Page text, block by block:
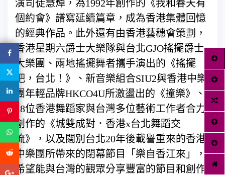
演司徒慧焯，為1992年創作的《我和春天有
個約會》譜寫延續篇章，成為香港集體回憶
的經典作品。此外還有由香港藝穗會策劃，
香港星期六爵士大樂隊與台北GJO搖擺爵士
大樂團、兩地搖擺舞者攜手演出的《搖擺
吧，台北！》、新音樂組合SIU2與香港中樂
團年輕品牌HKCO4U所激盪出的《撞樂》、
18位香港舞蹈家與台灣多位藝術工作者合力
創作的《城雙成對．香港x台北舞蹈交
流》，以及闊別台北20年後載譽重來的香港
中樂團所帶來的閉幕節目「樂自香江來」，
希望能與台灣的觀眾分享豐富的節目和創作